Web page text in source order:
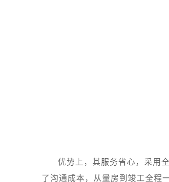
优势上，其服务省心，采用
了沟通成本，从量房到竣工全程